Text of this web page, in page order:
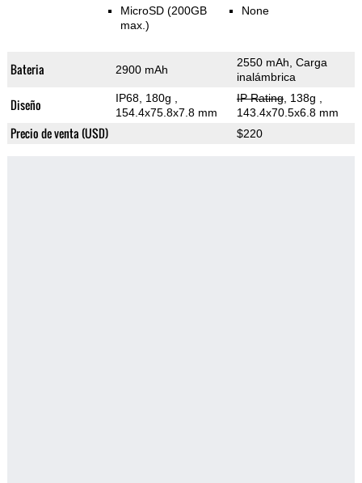
MicroSD (200GB
max.)
None
Bateria 2900 mAh
2550 mAh, Carga
inalámbrica
Diseño IP68, 180g
154.4x75.8x7.8 mm
IP Rating, 138g
143.4x70.5x6.8 mm
Precio de venta (USD) $220